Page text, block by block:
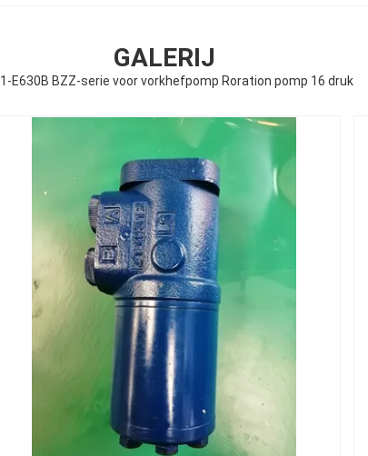
GALERIJ
E630B BZZ-serie voor vorkhefpomp Roration pomp 16 druk